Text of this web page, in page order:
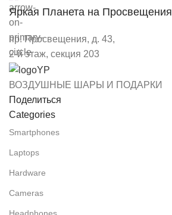
Яркая Планета на Просвещения
пр. Просвещения, д. 43,
2-й этаж, секция 203
ВОЗДУШНЫЕ ШАРЫ И ПОДАРКИ
Поделиться
Categories
Smartphones
Laptops
Hardware
Cameras
Headphones